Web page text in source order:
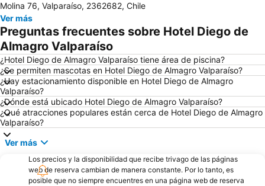
Cerro Alegre
Valparaíso Sporting Club
Jardín Botánico
Festival Internacional de la Canción
Parque Reloj de Flores
Universidad Técnica Federico Santa María
Playa Acapulco
Teatro Municipal
Playa Cochoa
Miramar
Plaza José Francisco Vergara
Caleta Abarca
Playa el Sol
Puerto de Valparaiso
Club Viña del Mar
Muelle Vergara
Laguna Sausalito
Casa Museo de Pablo Neruda
Las Salinas
Iglesia Santa Teresita
Molina 76, Valparaíso, 2362682, Chile
Ver más
Preguntas frecuentes sobre Hotel Diego de
Almagro Valparaíso
¿Hotel Diego de Almagro Valparaíso tiene área de piscina?
¿Se permiten mascotas en Hotel Diego de Almagro Valparaíso?
¿Hay estacionamiento disponible en Hotel Diego de Almagro
Valparaíso?
¿Dónde está ubicado Hotel Diego de Almagro Valparaíso?
¿Qué atracciones populares están cerca de Hotel Diego de Almagro
Valparaíso?
Ver más
Los precios y la disponibilidad que recibe trivago de las páginas
web de reserva cambian de manera constante. Por lo tanto, es
posible que no siempre encuentres en una página web de reserva